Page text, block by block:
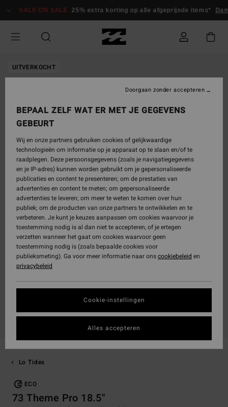
naar
SALE ON SALE 25% extra korting op alle afgeprijsde items*
UITVERKOCHT
Lo Tides
ECO
73 Theme Pro 18.5"
BEPAAL ZELF WAT ER MET JE GEGEVENS
GEBEURT
Wij en onze partners gebruiken cookies of gelijkwaardige
technologieën om informatie op je apparaat op te slaan en/of te
raadplegen. Deze persoonsgegevens (zoals je navigatiegegevens
en je IP-adres) kunnen worden gebruikt om je gepersonaliseerde
publicaties en content te presenteren; om de prestaties van
advertenties en content te meten; om gepersonaliseerde
advertenties te leveren; om meer te weten te komen over hun
publiek; om de producten van onze partners te ontwikkelen en te
verbeteren. Je kunt je keuzes aanpassen om cookies waarvoor je
toestemming nodig is al dan niet te accepteren, of je ertegen
verzetten wanneer het gaat om cookies waarvoor geen
toestemming nodig is (zoals bepaalde cookies voor
publieksmeting). Ga voor meer informatie naar onscookiebeleid en
privacybeleid
Cookie-instellingen
Doorgaan zonder accepteren
Alles accepteren